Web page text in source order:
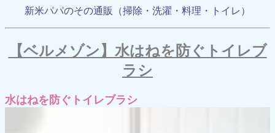
新米パパのその通販（掃除・洗濯・料理・トイレ）
【ベルメゾン】水はねを防ぐトイレブ
ラシ
水はねを防ぐトイレブラシ